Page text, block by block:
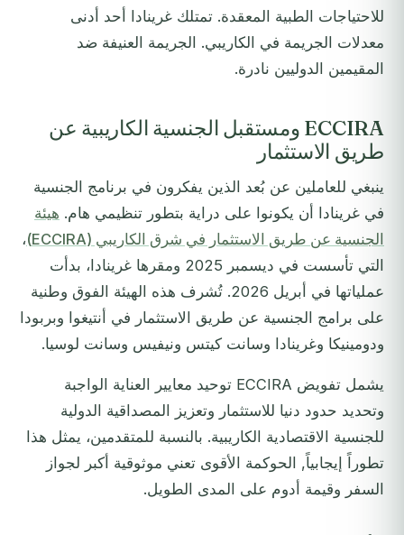
للاحتياجات الطبية المعقدة. تمتلك غرينادا أحد أدنى
معدلات الجريمة في الكاريبي. الجريمة العنيفة ضد
المقيمين الدوليين نادرة.
ECCIRA ومستقبل الجنسية الكاريبية عن
طريق الاستثمار
ينبغي للعاملين عن بُعد الذين يفكرون في برنامج الجنسية
في غرينادا أن يكونوا على دراية بتطور تنظيمي هام. هيئة
الجنسية عن طريق الاستثمار في شرق الكاريبي (ECCIRA)
،
التي تأسست في ديسمبر 2025 ومقرها غرينادا، بدأت
عملياتها في أبريل 2026. تُشرف هذه الهيئة الفوق وطنية
على برامج الجنسية عن طريق الاستثمار في أنتيغوا وبربودا
ودومينيكا وغرينادا وسانت كيتس ونيفيس وسانت لوسيا.
يشمل تفويض ECCIRA توحيد معايير العناية الواجبة
وتحديد حدود دنيا للاستثمار وتعزيز المصداقية الدولية
للجنسية الاقتصادية الكاريبية. بالنسبة للمتقدمين، يمثل هذا
تطوراً إيجابياً, الحوكمة الأقوى تعني موثوقية أكبر لجواز
السفر وقيمة أدوم على المدى الطويل.